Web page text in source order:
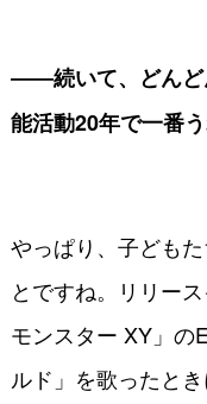
――続いて、どんど
能活動20年で一番
やっぱり、子ども
とですね。リリー
モンスター XY」の
ルド」を歌ったと